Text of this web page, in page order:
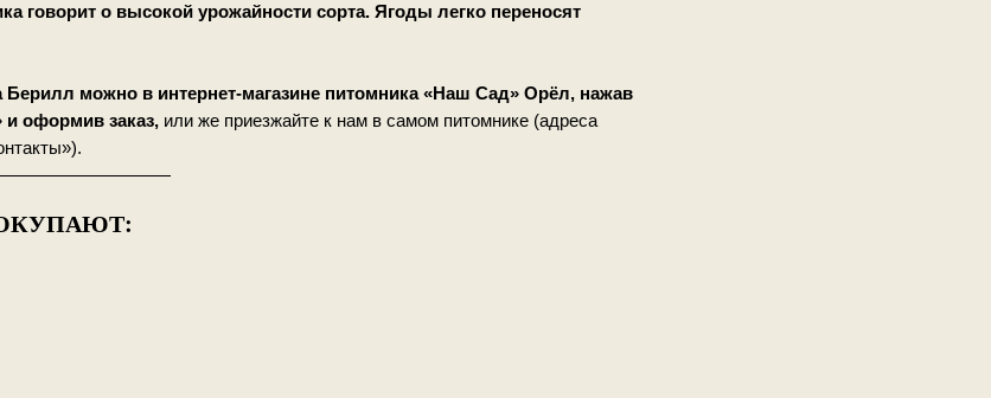
говорит о высокой урожайности сорта. Ягоды легко переносят
можно в интернет-магазине питомника «Наш Сад» Орёл, нажав
и оформив заказ, или же приезжайте к нам в самом питомнике (адреса